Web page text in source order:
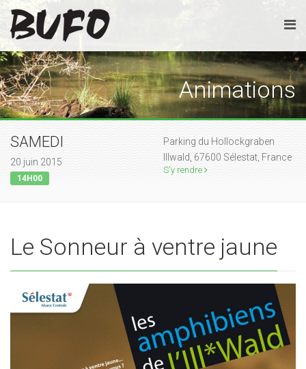
Animations
SAMEDI
20 juin 2015
14H00
Parking du Hollockgraben
Illwald, 67600 Sélestat, France
S'y rendre
Le Sonneur à ventre jaune